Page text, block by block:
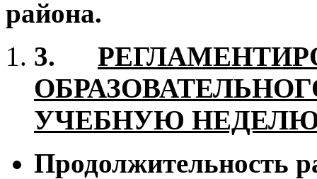
района.
3.
УЧЕБНУЮ
Продолжительность